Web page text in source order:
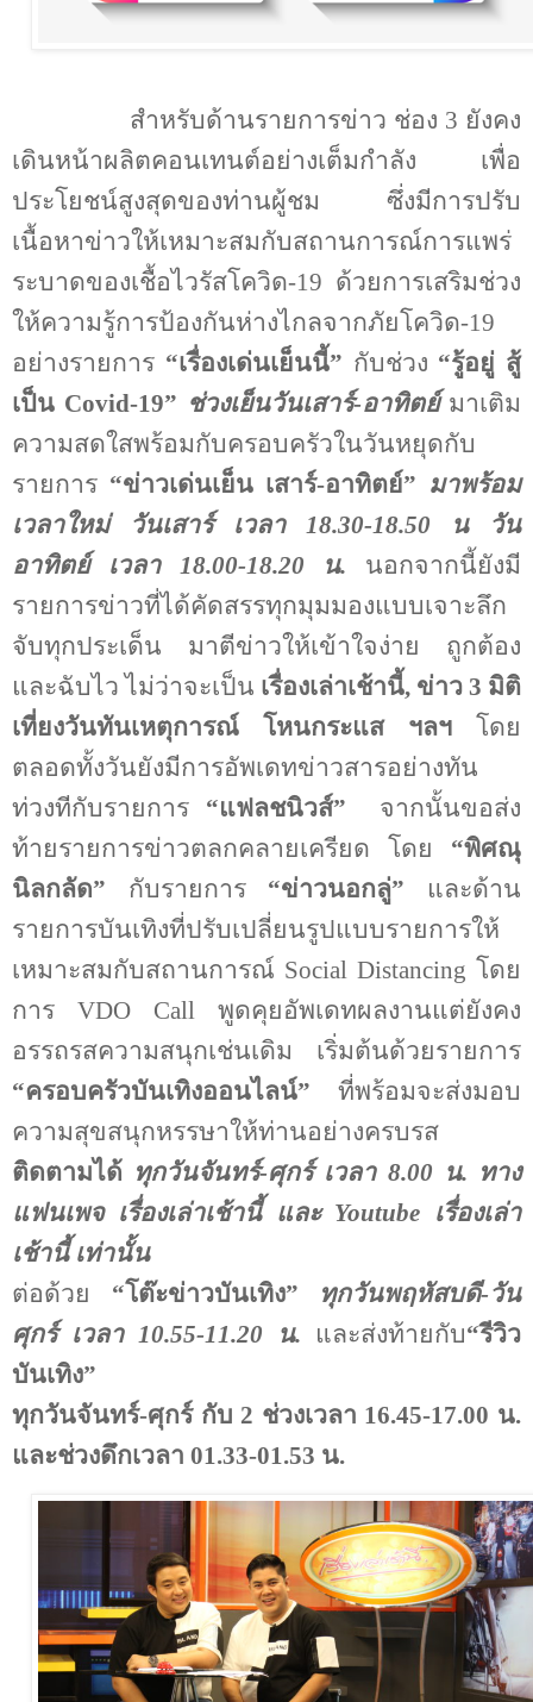
สำหรับด้านรายการข่าว ช่อง 3 ยังคง
เดินหน้าผลิตคอนเทนต์อย่างเต็มกำลัง เพื่อ
ประโยชน์สูงสุดของท่านผู้ชม ซึ่งมีการปรับ
เนื้อหาข่าวให้เหมาะสมกับสถานการณ์การแพร่
ระบาดของเชื้อไวรัสโควิด-19 ด้วยการเสริมช่วง
ให้ความรู้การป้องกันห่างไกลจากภัยโควิด-19
อย่างรายการ “เรื่องเด่นเย็นนี้” กับช่วง “รู้อยู่ สู้
เป็น Covid-19” ช่วงเย็นวันเสาร์-อาทิตย์ มาเติม
ความสดใสพร้อมกับครอบครัวในวันหยุดกับ
รายการ “ข่าวเด่นเย็น เสาร์-อาทิตย์” มาพร้อม
เวลาใหม่ วันเสาร์ เวลา 18.30-18.50 น วัน
อาทิตย์ เวลา 18.00-18.20 น.
นอกจากนี้ยังมี
รายการข่าวที่ได้คัดสรรทุกมุมมองแบบเจาะลึก
จับทุกประเด็น มาตีข่าวให้เข้าใจง่าย ถูกต้อง
และฉับไว ไม่ว่าจะเป็น เรื่องเล่าเช้านี้, ข่าว 3 มิติ
เที่ยงวันทันเหตุการณ์ โหนกระแส ฯลฯ โดย
ตลอดทั้งวันยังมีการอัพเดทข่าวสารอย่างทัน
ท่วงทีกับรายการ “แฟลชนิวส์”
จากนั้นขอส่ง
ท้ายรายการข่าวตลกคลายเครียด โดย “พิศณุ
นิลกลัด” กับรายการ“ข่าวนอกลู่” และด้าน
รายการบันเทิงที่ปรับเปลี่ยนรูปแบบรายการให้
เหมาะสมกับสถานการณ์ Social Distancing โดย
การ VDO Call พูดคุยอัพเดทผลงานแต่ยังคง
อรรถรสความสนุกเช่นเดิม เริ่มต้นด้วยรายการ
“ครอบครัวบันเทิงออนไลน์” ที่พร้อมจะส่งมอบ
ความสุขสนุกหรรษาให้ท่านอย่างครบรส
ติดตามได้ ทุกวันจันทร์-ศุกร์ เวลา 8.00 น. ทาง
แฟนเพจ เรื่องเล่าเช้านี้ และ Youtube เรื่องเล่า
เช้านี้ เท่านั้น
ต่อด้วย “โต๊ะข่าวบันเทิง”
ทุกวันพฤหัสบดี-วัน
ศุกร์ เวลา 10.55-11.20 น.
และส่งท้ายกับ“รีวิว
บันเทิง”
ทุกวันจันทร์-ศุกร์ กับ 2 ช่วงเวลา 16.45-17.00 น.
และช่วงดึกเวลา 01.33-01.53 น.